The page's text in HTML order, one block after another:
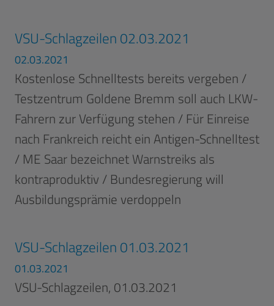
VSU-Schlagzeilen 02.03.2021
02.03.2021
Kostenlose Schnelltests bereits vergeben /
Testzentrum Goldene Bremm soll auch LKW-
Fahrern zur Verfügung stehen / Für Einreise
nach Frankreich reicht ein Antigen-Schnelltest
/ ME Saar bezeichnet Warnstreiks als
kontraproduktiv / Bundesregierung will
Ausbildungsprämie verdoppeln
VSU-Schlagzeilen 01.03.2021
01.03.2021
VSU-Schlagzeilen, 01.03.2021